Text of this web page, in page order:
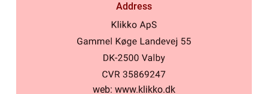
Address
web: www.klikko.dk